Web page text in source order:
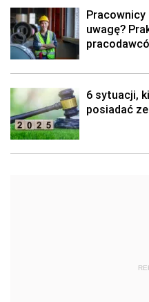
uwagę?
6 sytuacji,
posiadać